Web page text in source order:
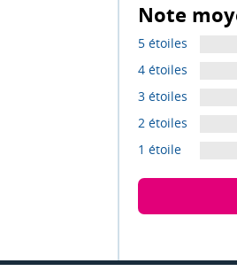
Note
5 étoiles
4 étoiles
3 étoiles
2 étoiles
1 étoile